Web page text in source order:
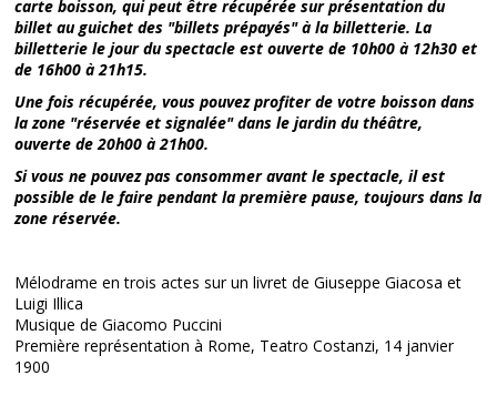
carte boisson, qui peut être récupérée sur présentation du
billet au guichet des "billets prépayés" à la billetterie. La
billetterie le jour du spectacle est ouverte de 10h00 à 12h30 et
de 16h00 à 21h15.
Une fois récupérée, vous pouvez profiter de votre boisson dans
la zone "réservée et signalée" dans le jardin du théâtre,
ouverte de 20h00 à 21h00.
Si vous ne pouvez pas consommer avant le spectacle, il est
possible de le faire pendant la première pause, toujours dans la
zone réservée.
Mélodrame en trois actes sur un livret de Giuseppe Giacosa et
Luigi Illica
Musique de Giacomo Puccini
Première représentation à Rome, Teatro Costanzi, 14 janvier
1900